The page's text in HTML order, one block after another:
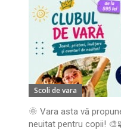
Scoli de vara
🌞 Vara asta vă
neuitat pentru copii!